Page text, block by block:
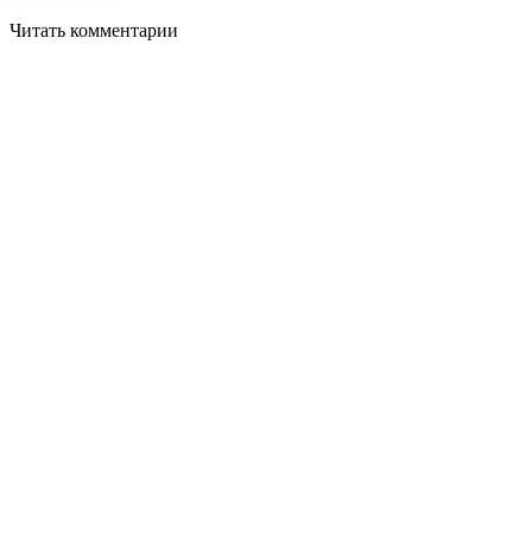
Читать комментарии